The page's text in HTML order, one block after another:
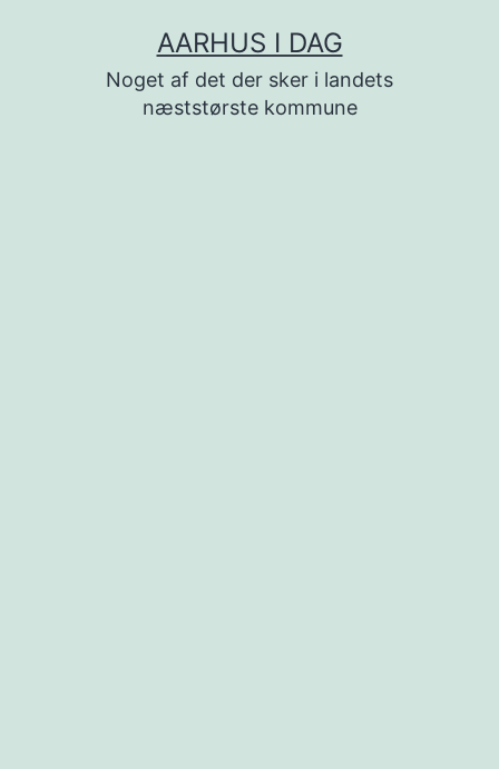
AARHUS I DAG
Noget af det der sker i landets
næststørste kommune